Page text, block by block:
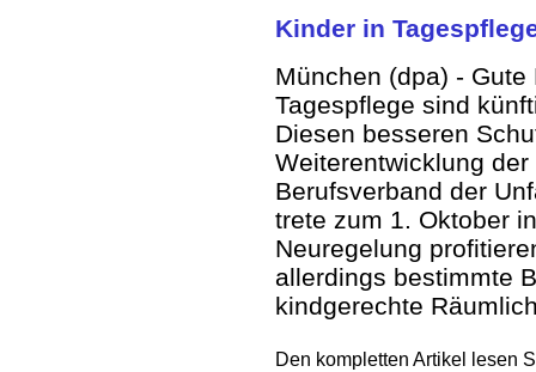
Kinder in
München (dpa) -
Tagespflege sind
Diesen besseren
Weiterentwicklung
Berufsverband der
trete zum 1. Oktober
Neuregelung
allerdings bestimmte
kindgerechte
Den kompletten Artikel lesen